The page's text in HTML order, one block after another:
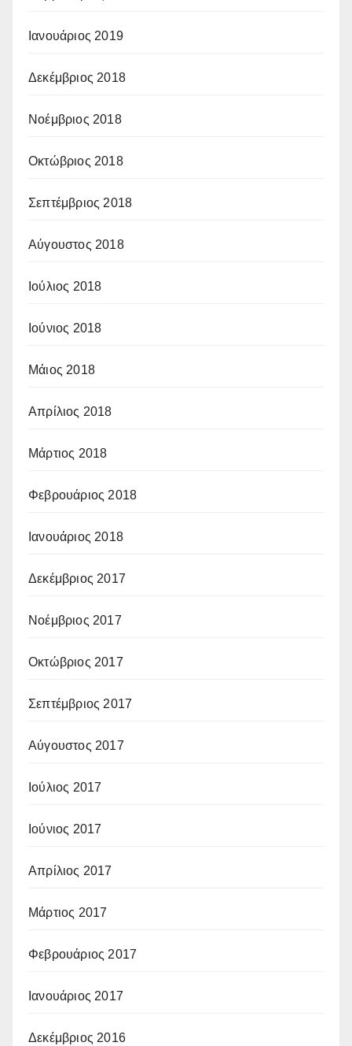
Ιανουάριος 2019
Δεκέμβριος 2018
Νοέμβριος 2018
Οκτώβριος 2018
Σεπτέμβριος 2018
Αύγουστος 2018
Ιούλιος 2018
Ιούνιος 2018
Μάιος 2018
Απρίλιος 2018
Μάρτιος 2018
Φεβρουάριος 2018
Ιανουάριος 2018
Δεκέμβριος 2017
Νοέμβριος 2017
Οκτώβριος 2017
Σεπτέμβριος 2017
Αύγουστος 2017
Ιούλιος 2017
Ιούνιος 2017
Απρίλιος 2017
Μάρτιος 2017
Φεβρουάριος 2017
Ιανουάριος 2017
Δεκέμβριος 2016